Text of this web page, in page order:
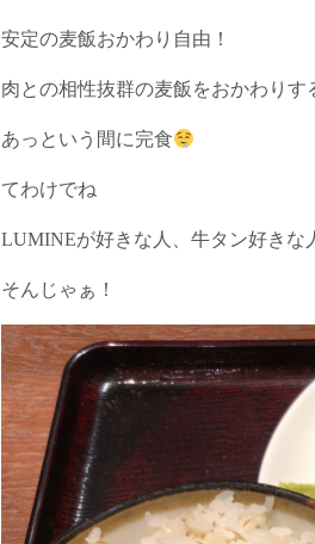
安定の麦飯おかわり自由！
肉との相性抜群の麦飯をおかわり
あっという間に完食
てわけでね
LUMINEが好きな人、牛タン好きな
そんじゃぁ！